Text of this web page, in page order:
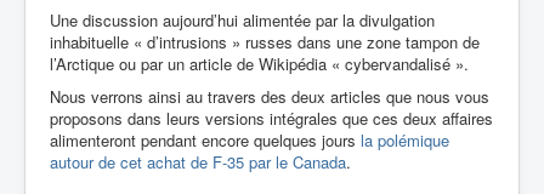
Une discussion aujourd’hui alimentée par la divulgation
inhabituelle « d’intrusions » russes dans une zone tampon de
l’Arctique ou par un article de Wikipédia « cybervandalisé ».
Nous verrons ainsi au travers des deux articles que nous vous
proposons dans leurs versions intégrales que ces deux affaires
alimenteront pendant encore quelques jours la polémique
autour de cet achat de F-35 par le Canada.